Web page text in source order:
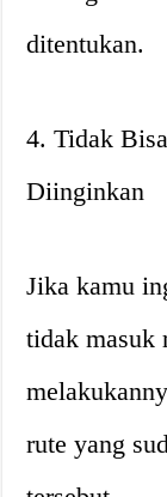
ditentukan.
4. Tidak
Diinginkan
Jika kamu
tidak masuk
rute yang